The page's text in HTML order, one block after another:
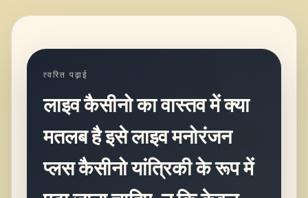
त्वरित पढ़ाई
लाइव कैसीनो का वास्तव में क्या
मतलब है इसे लाइव मनोरंजन
प्लस कैसीनो यांत्रिकी के रूप में